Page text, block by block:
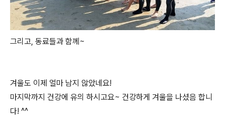
그리고, 동료들과 함께~
겨울도 이제 얼마 남지 않았네요!
마지막까지 건강에 유의 하시고요~ 건강하게 겨울을 나셨음 합니
다! ^^